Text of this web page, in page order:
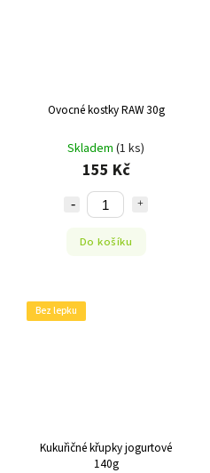
Ovocné kostky RAW 30g
Skladem (1 ks)
155 Kč
Do košíku
Bez lepku
Kukuřičné křupky jogurtové
140g